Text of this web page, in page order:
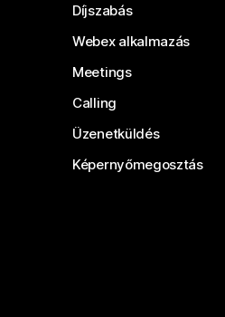
Díjszabás
Webex alkalmazás
Meetings
Calling
Üzenetküldés
Képernyőmegosztás